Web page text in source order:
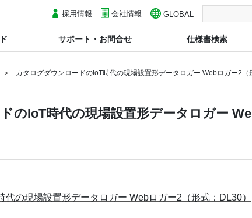
採用情報 会社情報 GLOBAL
サポート・お問合せ 仕様書検索
カタログダウンロードのIoT時代の現場設置形データロガー Webロガー2
のIoT時代の現場設置形データロガー
代の現場設置形データロガー Webロガー2（形式：DL30）